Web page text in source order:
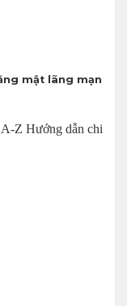
mật lãng mạn